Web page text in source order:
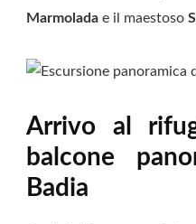
Marmolada e il maestoso
Arrivo al
balcone
Badia